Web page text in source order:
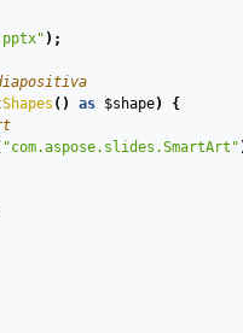
);
() as $shape)
{
"com.aspose.slides.SmartArt"